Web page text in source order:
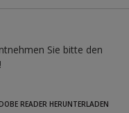
Sie bitte den
READER HERUNTERLADEN